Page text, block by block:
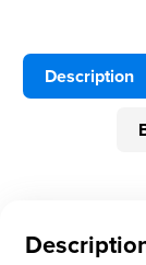
Description